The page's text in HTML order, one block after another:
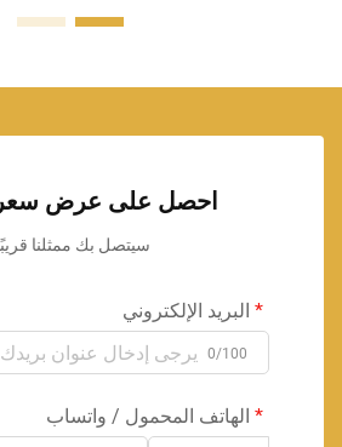
احصل على عرض
سيتصل بك ممثلنا
البريد الإلكتروني
0/100
الهاتف المحمول / واتساب